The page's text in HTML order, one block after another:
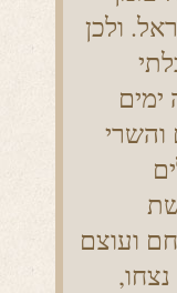
ולכן
והשרי
ועוצם